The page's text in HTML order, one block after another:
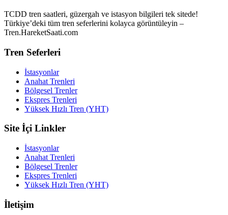
TCDD tren saatleri, güzergah ve istasyon bilgileri tek sitede!
Türkiye’deki tüm tren seferlerini kolayca görüntüleyin –
Tren.HareketSaati.com
Tren Seferleri
İstasyonlar
Anahat Trenleri
Bölgesel Trenler
Ekspres Trenleri
Yüksek Hızlı Tren (YHT)
Site İçi Linkler
İstasyonlar
Anahat Trenleri
Bölgesel Trenler
Ekspres Trenleri
Yüksek Hızlı Tren (YHT)
İletişim